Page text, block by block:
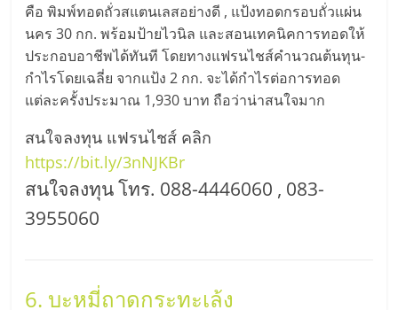
คือ พิมพ์ทอดถั่วสแตนเลสอย่างดี , แป้งทอดกรอบถั่วแผ่น
นคร 30 กก. พร้อมป้ายไวนิล และสอนเทคนิคการทอดให้
ประกอบอาชีพได้ทันที โดยทางแฟรนไชส์คำนวณต้นทุน-
กำไรโดยเฉลี่ย จากแป้ง 2 กก. จะได้กำไรต่อการทอด
แต่ละครั้งประมาณ 1,930 บาท ถือว่าน่าสนใจมาก
สนใจลงทุน แฟรนไชส์ คลิก
https://bit.ly/3nNJKBr
สนใจลงทุน โทร. 088-4446060 , 083-
3955060
6. บะหมี่ถาดกระทะเล้ง